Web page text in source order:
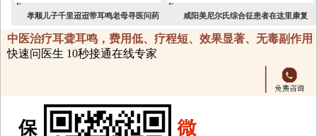
孝顺儿子千里迢迢带耳鸣老母寻医问药 咸阳美尼尔氏综合征患者在这里康复
中医治疗耳聋耳鸣，费用低、疗程短、效果显著、无毒副作用
快速问医生 10秒接通在线专家